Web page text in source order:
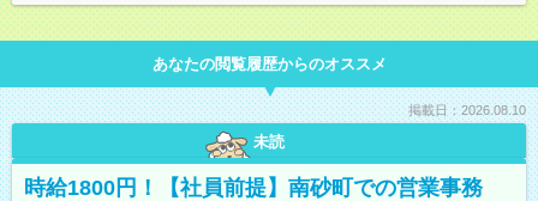
あなたの閲覧履歴からのオススメ
掲載日：2026.08.10
未読
時給1800円！【社員前提】南砂町での営業事務